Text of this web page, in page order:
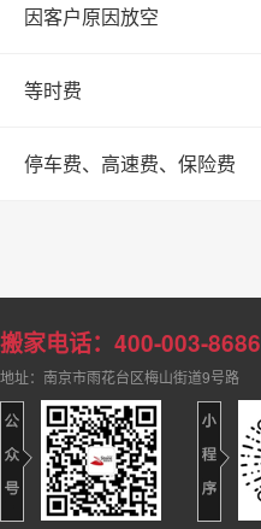
因客户原因放空
等时费
停车费、高速费、保险费
搬家电话：400-003-8686
地址：南京市雨花台区梅山街道9号路